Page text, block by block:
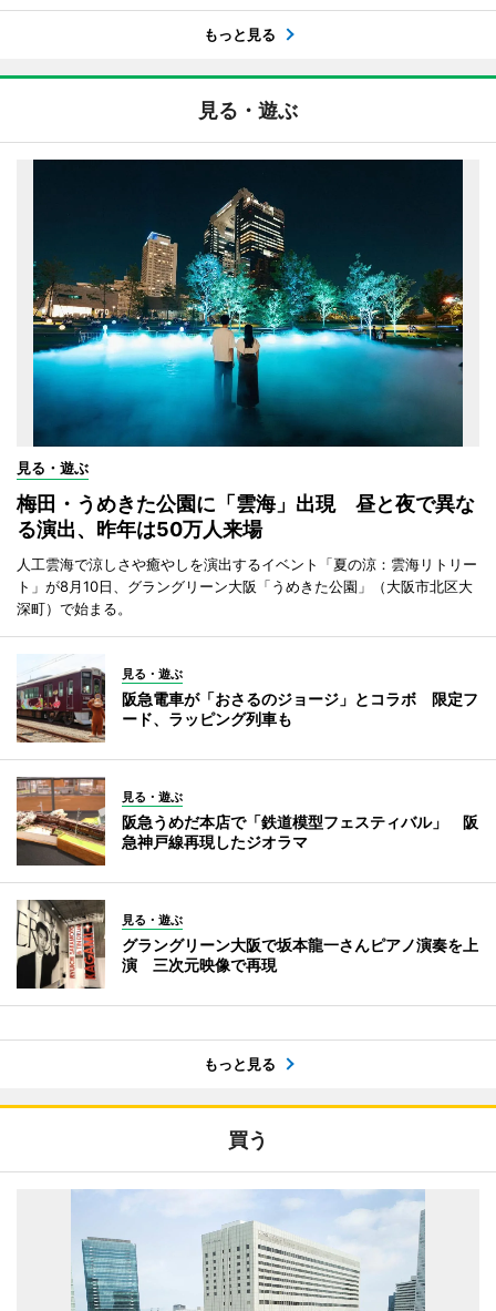
もっと見る
見る・遊ぶ
見る・遊ぶ
梅田・うめきた公園に「雲海」出現 昼と夜で異な
る演出、昨年は50万人来場
人工雲海で涼しさや癒やしを演出するイベント「夏の涼：雲海リトリー
ト」が8月10日、グラングリーン大阪「うめきた公園」（大阪市北区大
深町）で始まる。
見る・遊ぶ
阪急電車が「おさるのジョージ」とコラボ 限定フ
ード、ラッピング列車も
見る・遊ぶ
阪急うめだ本店で「鉄道模型フェスティバル」 阪
急神戸線再現したジオラマ
見る・遊ぶ
グラングリーン大阪で坂本龍一さんピアノ演奏を上
演 三次元映像で再現
もっと見る
買う